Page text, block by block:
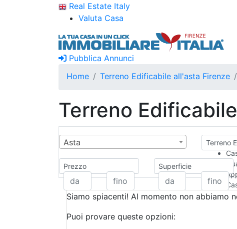
Real Estate Italy
Valuta Casa
Pubblica Annunci
Home
Terreno Edificabile all'asta Firenze
Terreno
Asta
Terreno
Prezzo Superficie
Siamo spiacenti! Al momento non abbiamo
Puoi provare queste opzioni: